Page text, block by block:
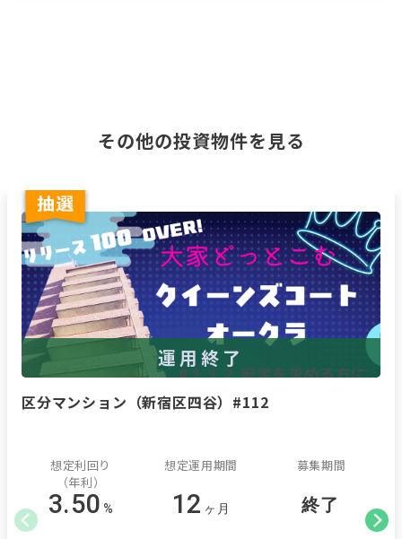
その他の投資物件を見る
運用終了
区分マンション（新宿区四谷）#112
想定利回り
（年利）
3.50 %
想定運用期間
12 ヶ月
募集期間
終了